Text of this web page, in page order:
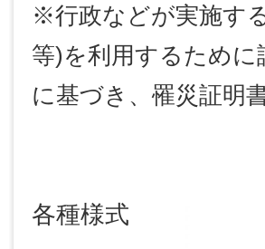
※行政などが実施す
等)を利用するために
に基づき、罹災証明
各種様式